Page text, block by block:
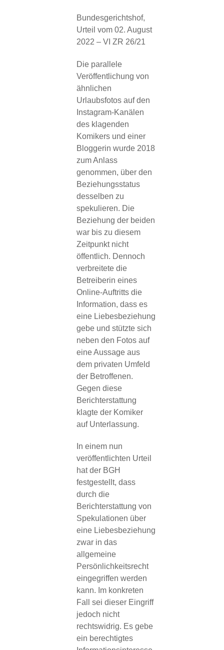
Bundesgerichtshof,
Urteil vom 02. August
2022 – VI ZR 26/21
Die parallele
Veröffentlichung von
ähnlichen
Urlaubsfotos auf den
Instagram-Kanälen
des klagenden
Komikers und einer
Bloggerin wurde 2018
zum Anlass
genommen, über den
Beziehungsstatus
desselben zu
spekulieren. Die
Beziehung der beiden
war bis zu diesem
Zeitpunkt nicht
öffentlich. Dennoch
verbreitete die
Betreiberin eines
Online-Auftritts die
Information, dass es
eine Liebesbeziehung
gebe und stützte sich
neben den Fotos auf
eine Aussage aus
dem privaten Umfeld
der Betroffenen.
Gegen diese
Berichterstattung
klagte der Komiker
auf Unterlassung.
In einem nun
veröffentlichten Urteil
hat der BGH
festgestellt, dass
durch die
Berichterstattung von
Spekulationen über
eine Liebesbeziehung
zwar in das
allgemeine
Persönlichkeitsrecht
eingegriffen werden
kann. Im konkreten
Fall sei dieser Eingriff
jedoch nicht
rechtswidrig. Es gebe
ein berechtigtes